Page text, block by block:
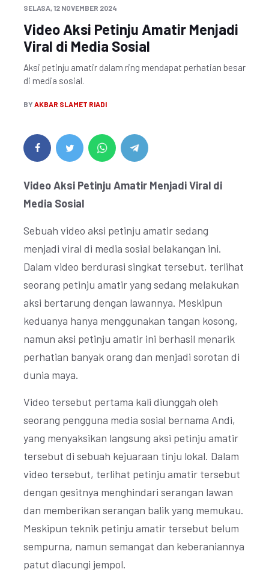
SELASA, 12 NOVEMBER 2024
Video Aksi Petinju Amatir Menjadi
Viral di Media Sosial
Aksi petinju amatir dalam ring mendapat perhatian besar
di media sosial.
BY AKBAR SLAMET RIADI
Video Aksi Petinju Amatir Menjadi Viral di
Media Sosial
Sebuah video aksi petinju amatir sedang
menjadi viral di media sosial belakangan ini.
Dalam video berdurasi singkat tersebut, terlihat
seorang petinju amatir yang sedang melakukan
aksi bertarung dengan lawannya. Meskipun
keduanya hanya menggunakan tangan kosong,
namun aksi petinju amatir ini berhasil menarik
perhatian banyak orang dan menjadi sorotan di
dunia maya.
Video tersebut pertama kali diunggah oleh
seorang pengguna media sosial bernama Andi,
yang menyaksikan langsung aksi petinju amatir
tersebut di sebuah kejuaraan tinju lokal. Dalam
video tersebut, terlihat petinju amatir tersebut
dengan gesitnya menghindari serangan lawan
dan memberikan serangan balik yang memukau.
Meskipun teknik petinju amatir tersebut belum
sempurna, namun semangat dan keberaniannya
patut diacungi jempol.